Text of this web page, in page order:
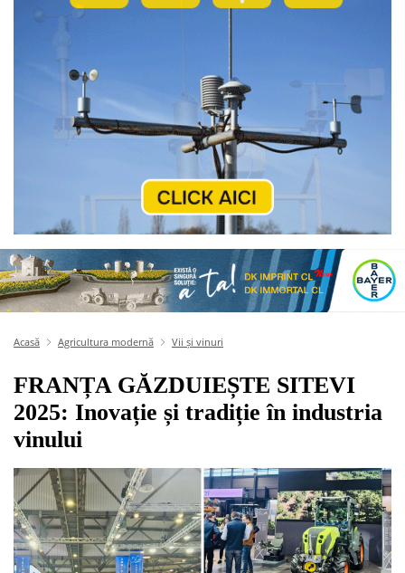
Acasă Agricultura modernă Vii și vinuri
FRANȚA GĂZDUIEȘTE SITEVI
2025: Inovație și tradiție în industria
vinului